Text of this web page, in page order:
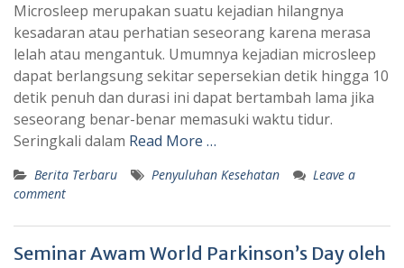
Microsleep merupakan suatu kejadian hilangnya
kesadaran atau perhatian seseorang karena merasa
lelah atau mengantuk. Umumnya kejadian microsleep
dapat berlangsung sekitar sepersekian detik hingga 10
detik penuh dan durasi ini dapat bertambah lama jika
seseorang benar-benar memasuki waktu tidur.
Seringkali dalam Read More …
Berita Terbaru Penyuluhan Kesehatan
Leave a
comment
Seminar Awam World Parkinson’s Day oleh